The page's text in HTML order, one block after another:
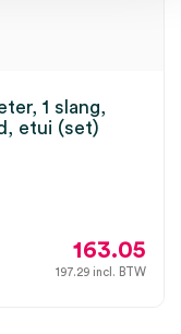
1 slang,
etui (set)
163.05
197.29 incl. BTW